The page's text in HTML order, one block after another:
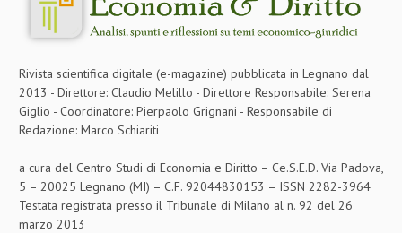
Rivista scientifica digitale (e-magazine) pubblicata in Legnano dal
2013 - Direttore: Claudio Melillo - Direttore Responsabile: Serena
Giglio - Coordinatore: Pierpaolo Grignani - Responsabile di
Redazione: Marco Schiariti
a cura del Centro Studi di Economia e Diritto – Ce.S.E.D. Via Padova,
5 – 20025 Legnano (MI) – C.F. 92044830153 – ISSN 2282-3964
Testata registrata presso il Tribunale di Milano al n. 92 del 26
marzo 2013